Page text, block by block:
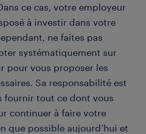
ce cas, votre employeur
à investir dans votre
ne faites pas
systématiquement sur
pour vous proposer les
Sa responsabilité est
fournir tout ce dont vous
continuer à faire votre
que possible aujourd’hui et